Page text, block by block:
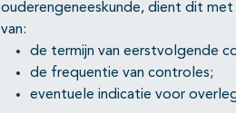
ouderengeneeskunde, dient dit
van:
de termijn van eerstvolgende
de frequentie van controles;
eventuele indicatie voor